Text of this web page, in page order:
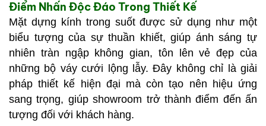
Điểm Nhấn Độc Đáo Trong Thiết Kế
Mặt dựng kính trong suốt được sử dụng như một
biểu tượng của sự thuần khiết, giúp ánh sáng tự
nhiên tràn ngập không gian, tôn lên vẻ đẹp của
những bộ váy cưới lộng lẫy. Đây không chỉ là giải
pháp thiết kế hiện đại mà còn tạo nên hiệu ứng
sang trọng, giúp showroom trở thành điểm đến ấn
tượng đối với khách hàng.